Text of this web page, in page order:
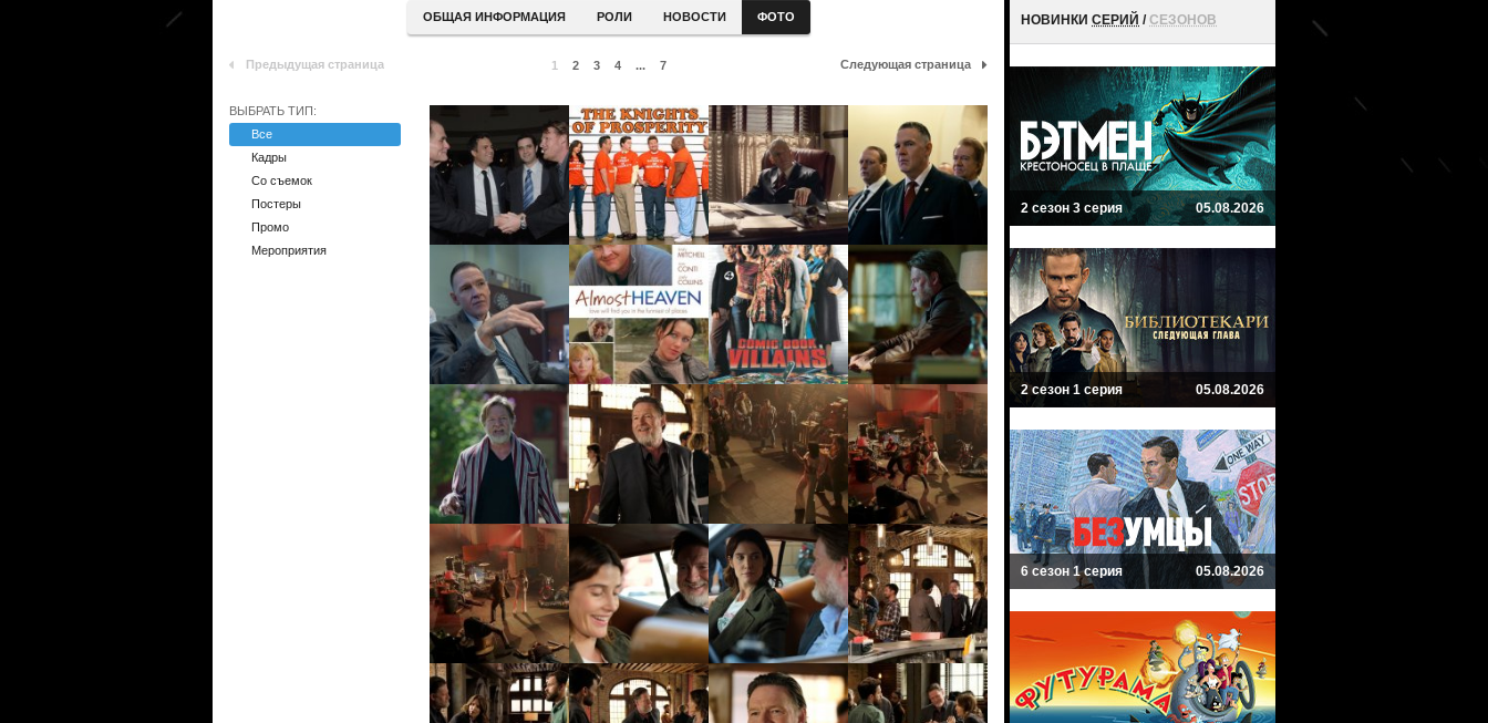
ОБЩАЯ ИНФОРМАЦИЯ РОЛИ НОВОСТИ ФОТО
Предыдущая страница 1 2 3 4 ... 7 Следующая страница
ВЫБРАТЬ ТИП:
Все
Кадры
Со съемок
Постеры
Промо
Мероприятия
НОВИНКИ СЕРИЙ /СЕЗОНОВ
2 сезон 3 серия 05.08.2026
2 сезон 1 серия 05.08.2026
6 сезон 1 серия 05.08.2026